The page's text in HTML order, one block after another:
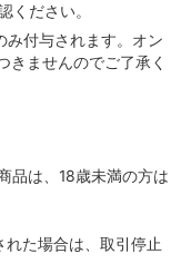
ください。
付与されます。オン
きませんのでご了承く
品は、18歳未満の方は
た場合は、取引停止